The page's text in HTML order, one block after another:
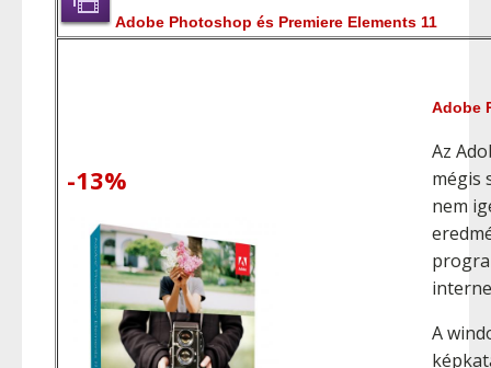
Adobe Photoshop és Premiere Elements 11
-13%
Adobe
Az
mégis
nem
A